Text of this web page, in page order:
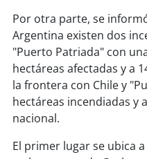
soycoronel
soyarauco
soytemuco
soyvaldivia
Por otra parte, se
Argentina existen dos
"Puerto Patriada" con
hectáreas afectadas y a
la frontera con Chile y
hectáreas incendiadas y
nacional.
El primer lugar se ubica